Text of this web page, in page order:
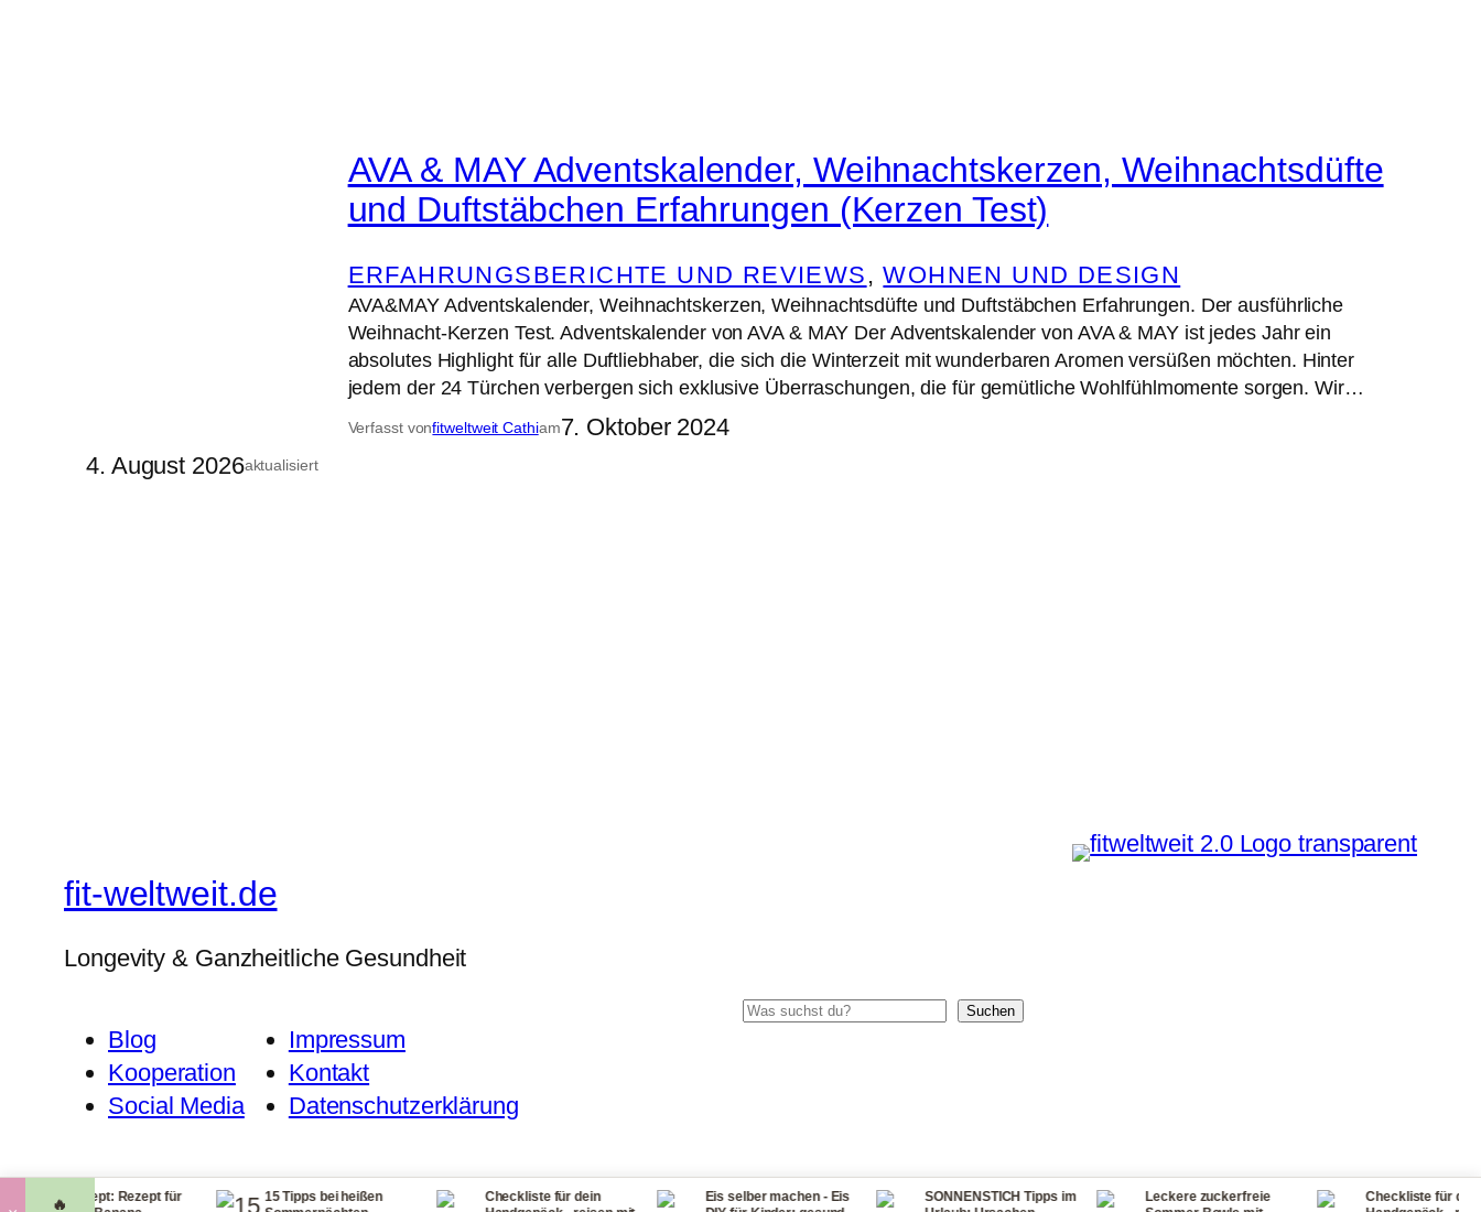
4. August 2026aktualisiert
AVA & MAY Adventskalender, Weihnachtskerzen, Weihnachtsdüfte
und Duftstäbchen Erfahrungen (Kerzen Test)
ERFAHRUNGSBERICHTE UND REVIEWS , WOHNEN UND DESIGN
AVA&MAY Adventskalender, Weihnachtskerzen, Weihnachtsdüfte und Duftstäbchen Erfahrungen. Der ausführliche
Weihnacht-Kerzen Test. Adventskalender von AVA & MAY Der Adventskalender von AVA & MAY ist jedes Jahr ein
absolutes Highlight für alle Duftliebhaber, die sich die Winterzeit mit wunderbaren Aromen versüßen möchten. Hinter
jedem der 24 Türchen verbergen sich exklusive Überraschungen, die für gemütliche Wohlfühlmomente sorgen. Wir…
Verfasst vonfitweltweit Cathiam7. Oktober 2024
fit-weltweit.de
Longevity & Ganzheitliche Gesundheit
Blog
Kooperation
Social Media
Impressum
Kontakt
Datenschutzerklärung
Suchen Suchen
🔥
Rezept für
15 Tipps bei heißen
Checkliste für dein
Eis selber machen - Eis
SONNENSTICH Tipps im
Leckere zuckerfreie
Checkliste für dein